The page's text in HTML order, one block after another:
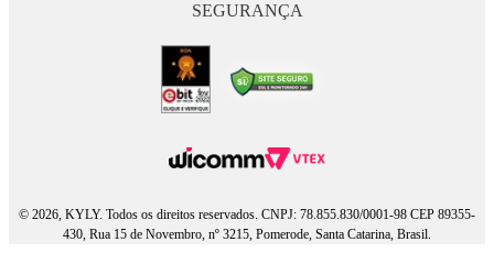
SEGURANÇA
© 2026, KYLY. Todos os direitos reservados. CNPJ: 78.855.830/0001-98 CEP 89355-
430, Rua 15 de Novembro, nº 3215, Pomerode, Santa Catarina, Brasil.